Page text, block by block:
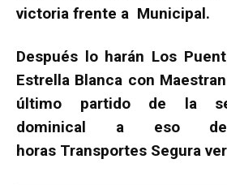
victoria frente a Municipal.
Después lo harán Los
Estrella Blanca con
último partido de la
dominical a eso
horas Transportes Segura